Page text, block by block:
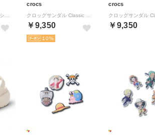
crocs
￥9,350
10
crocs
￥9,350